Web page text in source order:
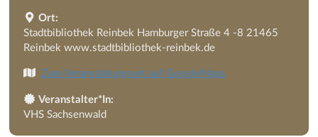
Ort:
Stadtbibliothek Reinbek Hamburger Straße 4 -8 21465
Reinbek www.stadtbibliothek-reinbek.de
Zum Veranstaltungsort auf GoogleMaps
Veranstalter*In:
VHS Sachsenwald